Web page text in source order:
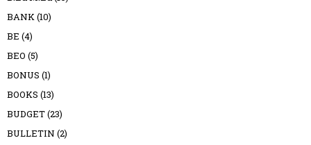
BANK(10)
BE (4)
BEO (5)
BONUS (1)
BOOKS (13)
BUDGET(23)
BULLETIN (2)